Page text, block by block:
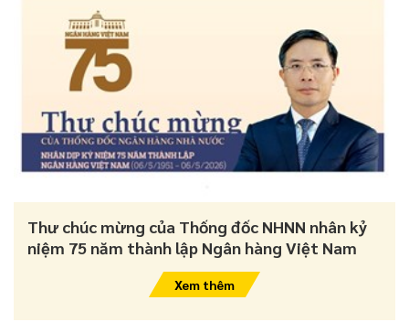
Thư chúc mừng của Thống đốc NHNN nhân kỷ
niệm 75 năm thành lập Ngân hàng Việt Nam
Xem thêm